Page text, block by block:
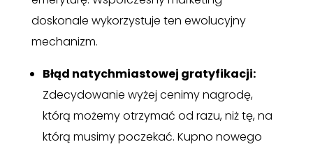
doskonale wykorzystuje ten ewolucyjny
mechanizm.
Błąd natychmiastowej gratyfikacji:
Zdecydowanie wyżej cenimy nagrodę,
którą możemy otrzymać od razu, niż tę, na
którą musimy poczekać. Kupno nowego